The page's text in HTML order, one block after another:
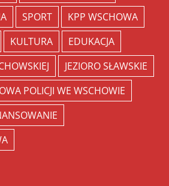
SPORT
KPP WSCHOWA
KULTURA
EDUKACJA
JEZIORO SŁAWSKIE
POLICJI WE WSCHOWIE